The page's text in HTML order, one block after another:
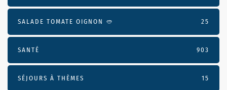
SALADE TOMATE OIGNON 🥙 25
SANTÉ 903
SÉJOURS À THÈMES 15